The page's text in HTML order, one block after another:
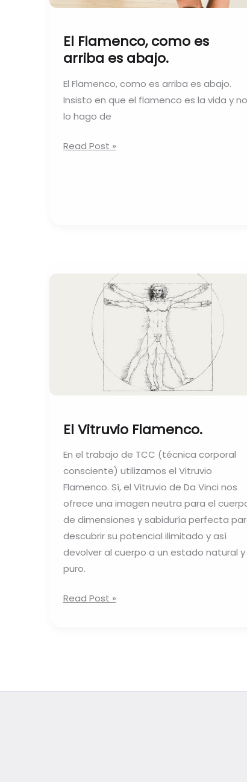
El Flamenco, como es
arriba es abajo.
El Flamenco, como es arriba es abajo.
Insisto en que el flamenco es la vida y no
lo hago de
Read Post »
El Vitruvio Flamenco.
En el trabajo de TCC (técnica corporal
consciente) utilizamos el Vitruvio
Flamenco. Sí, el Vitruvio de Da Vinci nos
ofrece una imagen neutra para el
de dimensiones y sabiduría perfecta
descubrir su potencial ilimitado y así
devolver al cuerpo a un estado natural y
puro.
Flamenco.
Read Post »